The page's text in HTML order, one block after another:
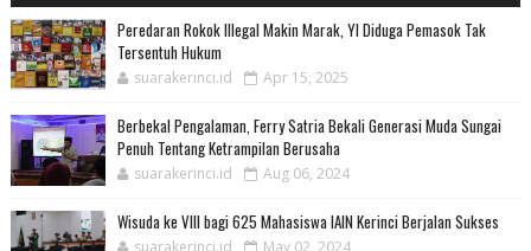
Peredaran Rokok Illegal Makin Marak, YI Diduga Pemasok Tak
Tersentuh Hukum
suarakerinci.id Apr 15, 2025
Berbekal Pengalaman, Ferry Satria Bekali Generasi Muda Sungai
Penuh Tentang Ketrampilan Berusaha
suarakerinci.id Aug 06, 2024
Wisuda ke VIII bagi 625 Mahasiswa IAIN Kerinci Berjalan Sukses
suarakerinci.id May 02, 2024